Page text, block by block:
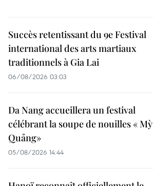
Succès retentissant du 9e Festival
international des arts martiaux
traditionnels à Gia Lai
06/08/2026 03:03
Da Nang accueillera un festival
célébrant la soupe de nouilles « Mỳ
Quảng»
05/08/2026 14:44